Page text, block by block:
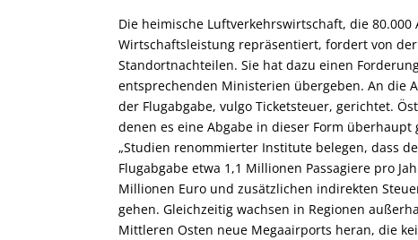
Die heimische Luftverkehrswirtschaft, die
Wirtschaftsleistung repräsentiert, fordert von
Standortnachteilen. Sie hat dazu einen
entsprechenden Ministerien übergeben. An die
der Flugabgabe, vulgo Ticketsteuer, gerichtet.
denen es eine Abgabe in dieser Form überhaupt
„Studien renommierter Institute belegen, dass
Flugabgabe etwa 1,1 Millionen Passagiere pro
Millionen Euro und zusätzlichen indirekten
gehen. Gleichzeitig wachsen in Regionen
Mittleren Osten neue Megaairports heran, die